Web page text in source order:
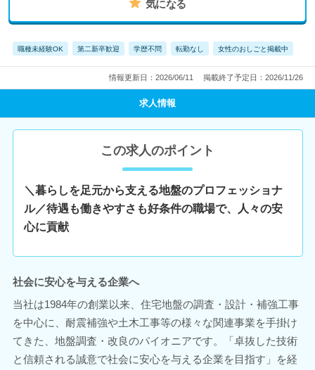
気になる
職種未経験OK 第二新卒歓迎 学歴不問 転勤なし 女性のおしごと掲載中
情報更新日：2026/06/11 掲載終了予定日：2026/11/26
求人情報
この求人のポイント
＼暮らしを足元から支える地盤のプロフェッショナ
ル／待遇も働きやすさも好条件の職場で、人々の安
心に貢献
社会に安心を与える企業へ
当社は1984年の創業以来、住宅地盤の調査・設計・補強工事
を中心に、耐震補強や土木工事等の様々な関連事業を手掛け
てきた、地盤調査・改良のパイオニアです。「卓抜した技術
と信頼される誠意で社会に安心を与える企業を目指す」を経